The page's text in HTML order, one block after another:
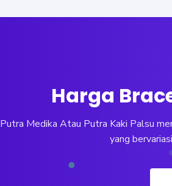
Harga
Putra Medika Atau Putra Kaki Palsu
yang